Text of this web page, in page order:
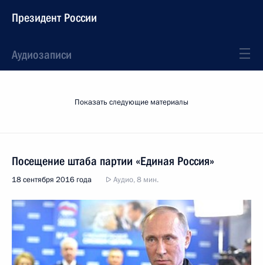
Президент России
Аудиозаписи
Показать следующие материалы
Посещение штаба партии «Единая Россия»
18 сентября 2016 года Аудио, 8 мин.